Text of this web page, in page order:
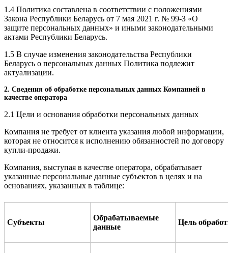
1.4 Политика составлена в соответствии с положениями
Закона Республики Беларусь от 7 мая 2021 г. № 99-З «О
защите персональных данных» и иными законодательными
актами Республики Беларусь.
1.5 В случае изменения законодательства Республики
Беларусь о персональных данных Политика подлежит
актуализации.
2. Сведения об обработке персональных данных Компанией в
качестве оператора
2.1 Цели и основания обработки персональных данных
Компания не требует от клиента указания любой информации,
которая не относится к исполнению обязанностей по договору
купли-продажи.
Компания, выступая в качестве оператора, обрабатывает
указанные персональные данные субъектов в целях и на
основаниях, указанных в таблице:
Субъекты
Обрабатываемые
данные
Цель